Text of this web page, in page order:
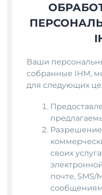
Ваши
собранные IHM,
для следующих
своих
почте,